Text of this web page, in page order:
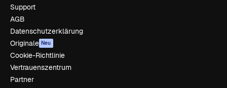
Support
AGB
Datenschutzerklärung
Originale Neu
Cookie-Richtlinie
Vertrauenszentrum
Partner